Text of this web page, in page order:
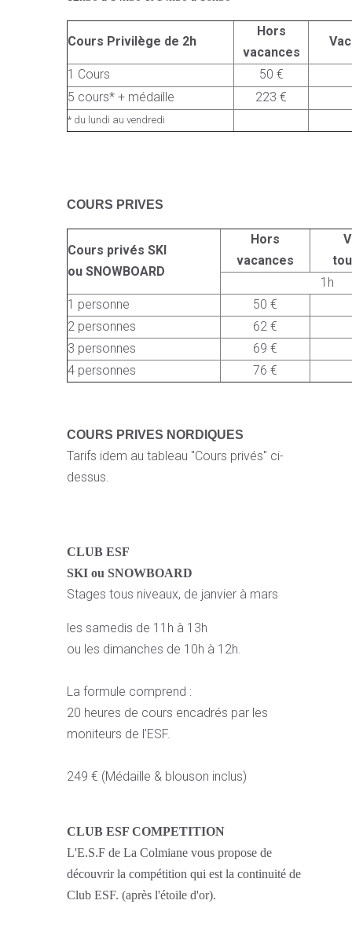
Cours Privilège de 2h
Hors
vacances
1 Cours
50 €
5 cours* + médaille
223 €
* du lundi au vendredi
COURS PRIVES
Cours privés SKI
ou SNOWBOARD
Hors
vacances
1h
1 personne
50 €
2 personnes
62 €
3 personnes
69 €
4 personnes
76 €
COURS PRIVES NORDIQUES
Tarifs idem au tableau "Cours privés" ci-
dessus.
CLUB ESF
SKI ou SNOWBOARD
Stages tous niveaux, de janvier à mars
les samedis de 11h à 13h
ou les dimanches de 10h à 12h.
La formule comprend :
20 heures de cours encadrés par les
moniteurs de l'ESF.
249 € (Médaille & blouson inclus)
CLUB ESF COMPETITION
L'E.S.F de La Colmiane vous propose de
découvrir la compétition qui est la continuité de
Club ESF. (après l'étoile d'or).